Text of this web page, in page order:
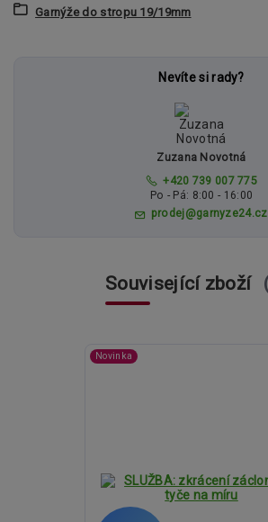
Garnýže do stropu 19/19mm
Nevíte si rady?
Zuzana Novotná
+420 739 007 775
Po - Pá: 8:00 - 16:00
prodej@garnyze24.cz
Související zboží
Novinka